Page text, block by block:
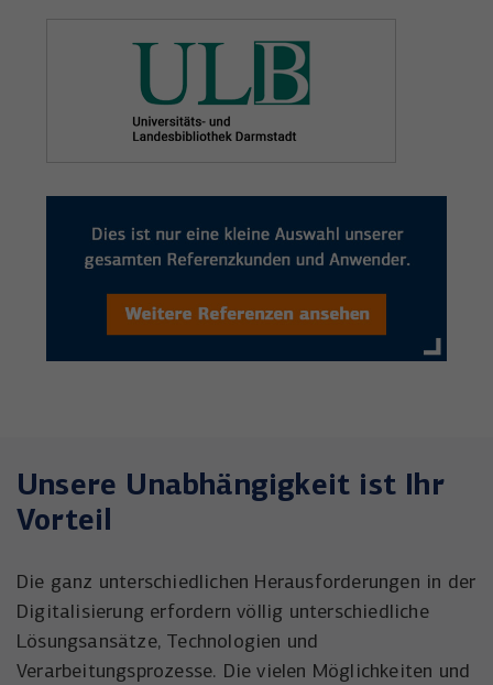
Unsere Unabhängigkeit ist Ihr
Vorteil
Die ganz unterschiedlichen Herausforderungen in der
Digitalisierung erfordern völlig unterschiedliche
Lösungsansätze, Technologien und
Verarbeitungsprozesse. Die vielen Möglichkeiten und